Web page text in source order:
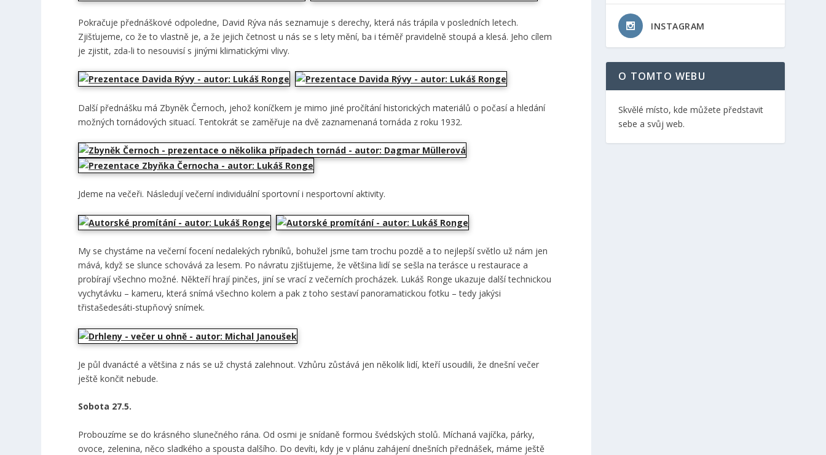
Pokračuje přednáškové odpoledne, David Rýva nás seznamuje s derechy, která nás trápila v posledních letech.
Zjišťujeme, co že to vlastně je, a že jejich četnost u nás se s lety mění, ba i téměř pravidelně stoupá a klesá. Jeho cílem
je zjistit, zda-li to nesouvisí s jinými klimatickými vlivy.
Další přednášku má Zbyněk Černoch, jehož koníčkem je mimo jiné pročítání historických materiálů o počasí a hledání
možných tornádových situací. Tentokrát se zaměřuje na dvě zaznamenaná tornáda z roku 1932.
Jdeme na večeři. Následují večerní individuální sportovní i nesportovní aktivity.
My se chystáme na večerní focení nedalekých rybníků, bohužel jsme tam trochu pozdě a to nejlepší světlo už nám jen
mává, když se slunce schovává za lesem. Po návratu zjišťujeme, že většina lidí se sešla na terásce u restaurace a
probírají všechno možné. Někteří hrají pinčes, jiní se vrací z večerních procházek. Lukáš Ronge ukazuje další technickou
vychytávku – kameru, která snímá všechno kolem a pak z toho sestaví panoramatickou fotku – tedy jakýsi
třistašedesáti-stupňový snímek.
Je půl dvanácté a většina z nás se už chystá zalehnout. Vzhůru zůstává jen několik lidí, kteří usoudili, že dnešní večer
ještě končit nebude.
Sobota 27.5.
Probouzíme se do krásného slunečného rána. Od osmi je snídaně formou švédských stolů. Míchaná vajíčka, párky,
ovoce, zelenina, něco sladkého a spousta dalšího. Do devíti, kdy je v plánu zahájení dnešních přednášek, máme ještě
INSTAGRAM
O TOMTO WEBU
Skvělé místo, kde můžete představit
sebe a svůj web.